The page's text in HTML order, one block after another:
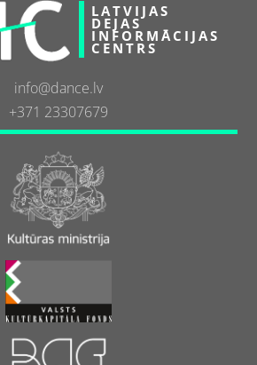
LATVIJAS
DEJAS
INFORMĀCIJAS
CENTRS
info@dance.lv
+371 23307679